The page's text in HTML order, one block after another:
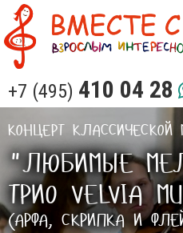
+7 (495) 410 04 28
КОНЦЕРТ КЛАССИЧЕСКОЙ
"ЛЮБИМЫЕ
ТРИО VELVIA
(АРФА, СКРИПКА И